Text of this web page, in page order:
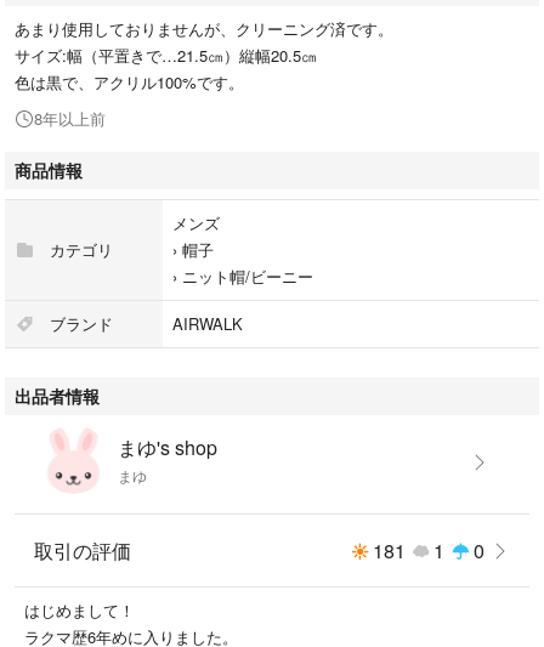
あまり使用しておりませんが、クリーニング済です。
サイズ:幅（平置きで…21.5㎝）縦幅20.5㎝
色は黒で、アクリル100%です。
8年以上前
商品情報
カテゴリ
メンズ
› 帽子
› ニット帽/ビーニー
ブランド AIRWALK
出品者情報
まゆ's shop
まゆ
取引の評価 181 1 0
はじめまして！
ラクマ歴6年めに入りました。